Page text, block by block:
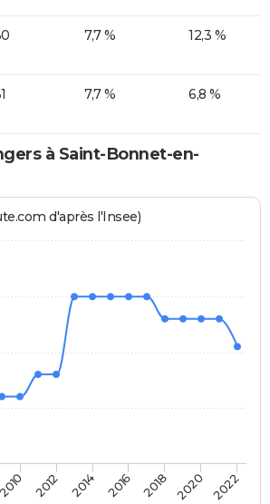
7,7 % 12,3 %
7,7 % 6,8 %
à Saint-Bonnet-en-
d'après l'Insee)
2010 2012 2014 2016 2018 2020 2022